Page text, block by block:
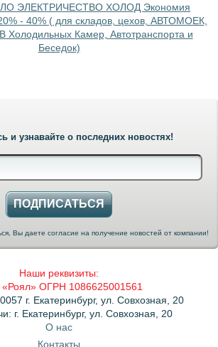
ЭЛЕКТРИЧЕСТВО ХОЛОД Экономия
- 40% ( для складов, цехов, АВТОМОЕК,
Камер, Автотранспорта и
Беседок)
и узнавайте о последних новостях!
ПОДПИСАТЬСЯ
Вы даете согласие на получение новостей от компании!
Наши реквизиты:
ОГРН 1086625001561
г. Екатеринбург, ул. Совхозная, 20
г. Екатеринбург, ул. Совхозная, 20
О нас
Контакты